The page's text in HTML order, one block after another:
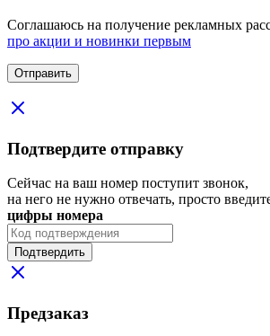
Соглашаюсь на получение рекламных
про акции и новинки первым
Подтвердите отправку
Сейчас на ваш номер поступит звонок,
на него не нужно отвечать, просто
цифры номера
Подтвердить
Предзаказ